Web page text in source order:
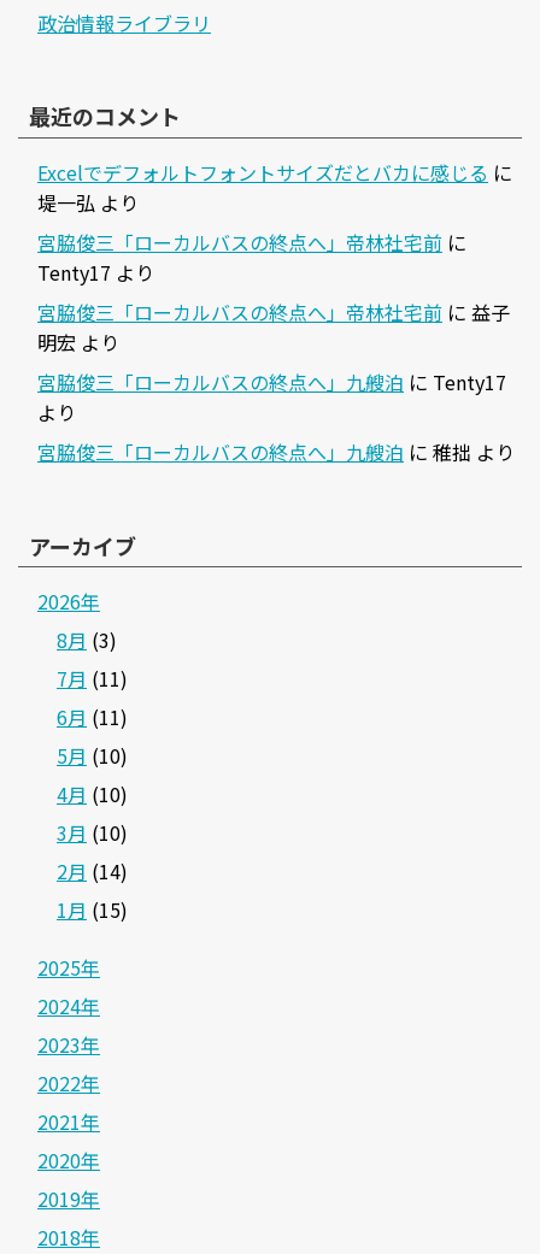
政治情報ライブラリ
最近のコメント
Excelでデフォルトフォントサイズだとバカに感じる に
堤一弘 より
宮脇俊三「ローカルバスの終点へ」帝林社宅前 に
Tenty17 より
宮脇俊三「ローカルバスの終点へ」帝林社宅前 に 益子
明宏 より
宮脇俊三「ローカルバスの終点へ」九艘泊 に Tenty17
より
宮脇俊三「ローカルバスの終点へ」九艘泊 に 稚拙 より
アーカイブ
2026年
8月 (3)
7月 (11)
6月 (11)
5月 (10)
4月 (10)
3月 (10)
2月 (14)
1月 (15)
2025年
2024年
2023年
2022年
2021年
2020年
2019年
2018年